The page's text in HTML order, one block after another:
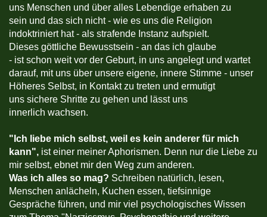
uns Menschen und über alles Lebendige erhaben zu
sein und das sich nicht - wie es uns die Religion
indoktriniert hat - als strafende Instanz aufspielt.
Dieses göttliche Bewusstsein - an das ich glaube
- ist schon weit vor der Geburt, in uns angelegt und wartet
darauf, mit uns über unsere eigene, innere Stimme - unser
Höheres Selbst, in Kontakt zu treten und ermutigt
uns sichere Shritte zu gehen und lässt uns
innerlich wachsen.
" Ich liebe mich selbst, weil es kein anderer für mich
kann", ist einer meiner Aphorismen. Denn nur die Liebe zu
mir selbst, ebnet mir den Weg zum anderen.
Was ich alles so mag? Schreiben natürlich, lesen,
Menschen anlächeln, Kuchen essen, tiefsinnige
Gespräche führen, und mir viel psychologisches Wissen